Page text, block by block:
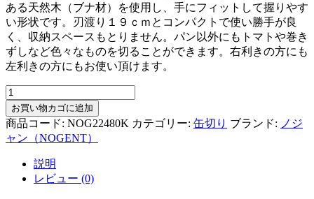
ある天然木（ブナ材）を使用し、手にフィットして握りやす
い形状です。刃渡り１９ｃｍとコンパクトで使い勝手が良
く、収納スペースもとりません。パン以外にもトマトや巻き
ずしなど色々なものを切ることができます。右利きの方にも
左利きの方にもお使い頂けます。
ノ
ジ
ャ
ン
る〜
お買い物カゴに追加
商品コード: NOG22480K カテゴリー: 缶切り ブランド: ノジ
ャン（NOGENT）
説明
レビュー (0)